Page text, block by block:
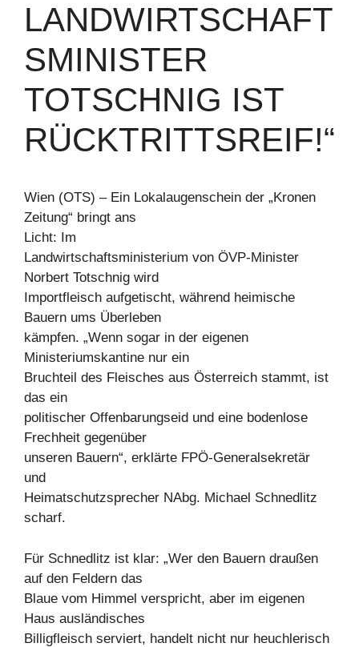
LANDWIRTSCHAFT
SMINISTER
TOTSCHNIG IST
RÜCKTRITTSREIF!“
Wien (OTS) – Ein Lokalaugenschein der „Kronen
Zeitung“ bringt ans
Licht: Im
Landwirtschaftsministerium von ÖVP-Minister
Norbert Totschnig wird
Importfleisch aufgetischt, während heimische
Bauern ums Überleben
kämpfen. „Wenn sogar in der eigenen
Ministeriumskantine nur ein
Bruchteil des Fleisches aus Österreich stammt, ist
das ein
politischer Offenbarungseid und eine bodenlose
Frechheit gegenüber
unseren Bauern“, erklärte FPÖ-Generalsekretär
und
Heimatschutzsprecher NAbg. Michael Schnedlitz
scharf.
Für Schnedlitz ist klar: „Wer den Bauern draußen
auf den Feldern das
Blaue vom Himmel verspricht, aber im eigenen
Haus ausländisches
Billigfleisch serviert, handelt nicht nur heuchlerisch